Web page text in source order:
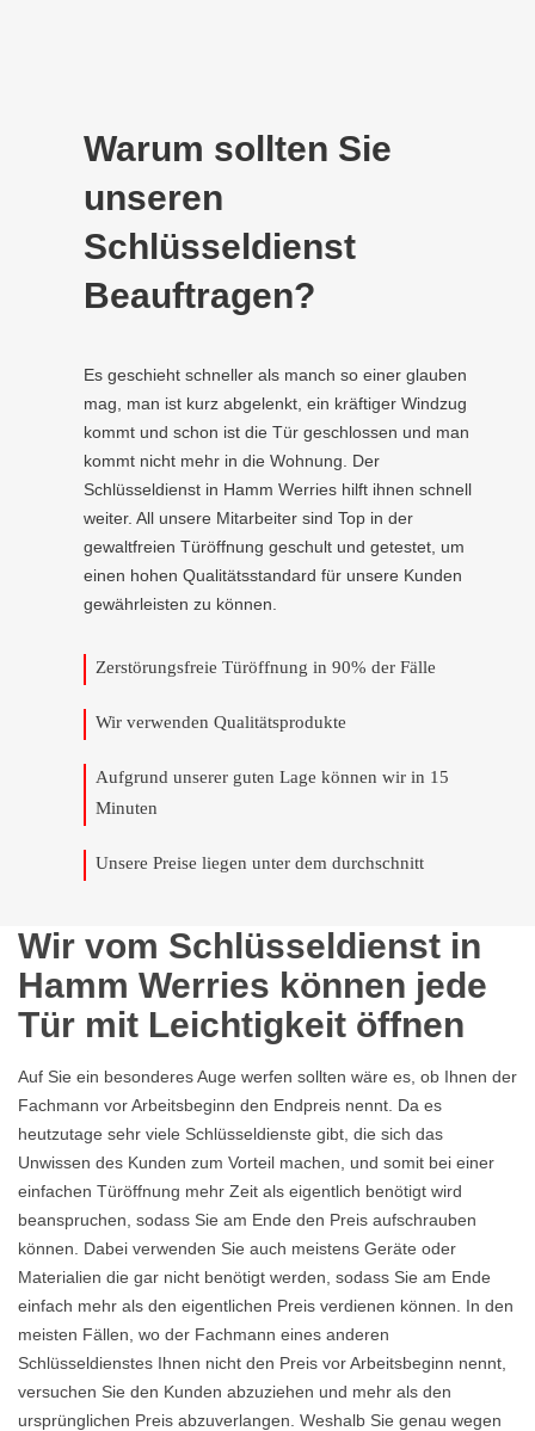
Warum sollten Sie
unseren
Schlüsseldienst
Beauftragen?
Es geschieht schneller als manch so einer glauben
mag, man ist kurz abgelenkt, ein kräftiger Windzug
kommt und schon ist die Tür geschlossen und man
kommt nicht mehr in die Wohnung. Der
Schlüsseldienst in Hamm Werries hilft ihnen schnell
weiter. All unsere Mitarbeiter sind Top in der
gewaltfreien Türöffnung geschult und getestet, um
einen hohen Qualitätsstandard für unsere Kunden
gewährleisten zu können.
Zerstörungsfreie Türöffnung in 90% der Fälle
Wir verwenden Qualitätsprodukte
Aufgrund unserer guten Lage können wir in 15
Minuten
Unsere Preise liegen unter dem durchschnitt
Wir vom Schlüsseldienst in
Hamm Werries können jede
Tür mit Leichtigkeit öffnen
Auf Sie ein besonderes Auge werfen sollten wäre es, ob Ihnen der
Fachmann vor Arbeitsbeginn den Endpreis nennt. Da es
heutzutage sehr viele Schlüsseldienste gibt, die sich das
Unwissen des Kunden zum Vorteil machen, und somit bei einer
einfachen Türöffnung mehr Zeit als eigentlich benötigt wird
beanspruchen, sodass Sie am Ende den Preis aufschrauben
können. Dabei verwenden Sie auch meistens Geräte oder
Materialien die gar nicht benötigt werden, sodass Sie am Ende
einfach mehr als den eigentlichen Preis verdienen können. In den
meisten Fällen, wo der Fachmann eines anderen
Schlüsseldienstes Ihnen nicht den Preis vor Arbeitsbeginn nennt,
versuchen Sie den Kunden abzuziehen und mehr als den
ursprünglichen Preis abzuverlangen. Weshalb Sie genau wegen